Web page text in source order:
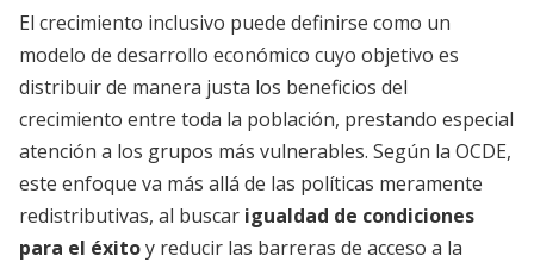
El crecimiento inclusivo puede definirse como un
modelo de desarrollo económico cuyo objetivo es
distribuir de manera justa los beneficios del
crecimiento entre toda la población, prestando especial
atención a los grupos más vulnerables. Según la OCDE,
este enfoque va más allá de las políticas meramente
redistributivas, al buscar igualdad de condiciones
para el éxitoy reducir las barreras de acceso a la